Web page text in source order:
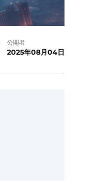
公開者
2025年08月04日